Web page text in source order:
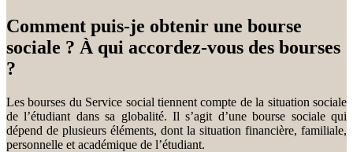
Comment puis-je obtenir une bourse
sociale ? À qui accordez-vous des bourses
?
Les bourses du Service social tiennent compte de la situation sociale
de l’étudiant dans sa globalité. Il s’agit d’une bourse sociale qui
dépend de plusieurs éléments, dont la situation financière, familiale,
personnelle et académique de l’étudiant.